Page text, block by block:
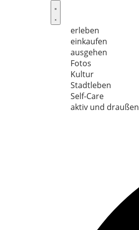
erleben
einkaufen
ausgehen
Fotos
Kultur
Stadtleben
Self-Care
aktiv und draußen